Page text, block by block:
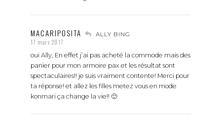
MACARIPOSITA ALLY BING
17 mars 2017
oui Ally, En effet j’ai pas acheté la commode mais des
panier pour mon armoire pax et les résultat sont
spectaculaires!! je suis vraiment contente! Merci pour
ta réponse! et allez les filles metez vous en mode
konmari ça change la vie!! 🙂